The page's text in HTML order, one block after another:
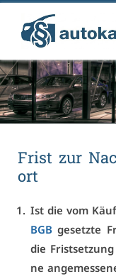
Frist zur
ort
Ist die vom
BGB ge­setz­te
die
ne